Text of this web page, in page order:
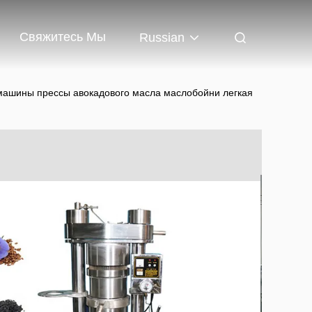
Свяжитесь Мы Russian
прессы авокадового масла маслобойни легкая